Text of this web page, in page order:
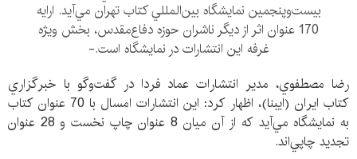
بيست‌وپنجمين نمايشگاه بين‌المللي كتاب تهران مي‌آيد. ارايه
170 عنوان اثر از ديگر ناشران حوزه دفاع‌مقدس، بخش ويژه
غرفه اين انتشارات در نمايشگاه است.-
رضا مصطفوي، مدير انتشارات عماد فردا در گفت‌وگو با خبرگزاري
كتاب ايران (ايبنا)، اظهار كرد: اين انتشارات امسال با 70 عنوان كتاب
به نمايشگاه مي‌آيد كه از آن ميان 8 عنوان چاپ نخست و 28 عنوان
تجديد چاپي‌اند.